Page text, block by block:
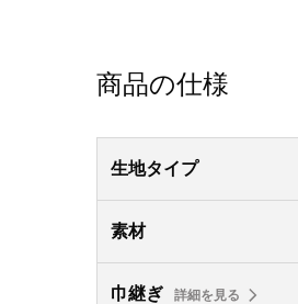
商品の仕様
生地タイプ
素材
巾継ぎ 詳細を見る